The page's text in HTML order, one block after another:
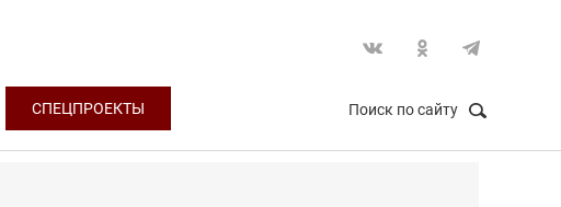
СПЕЦПРОЕКТЫ Поиск по сайту